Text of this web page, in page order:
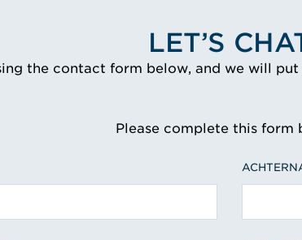
LET’S
the contact form below, and we will
Please complete this form